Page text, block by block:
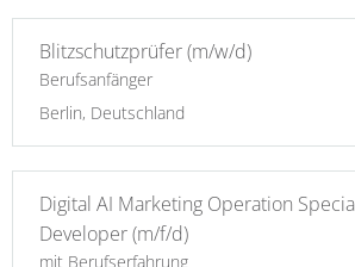
Blitzschutzprüfer (m/w/d)
Berufsanfänger
Berlin, Deutschland
Digital AI Marketing Operation
Developer (m/f/d)
mit Berufserfahrung